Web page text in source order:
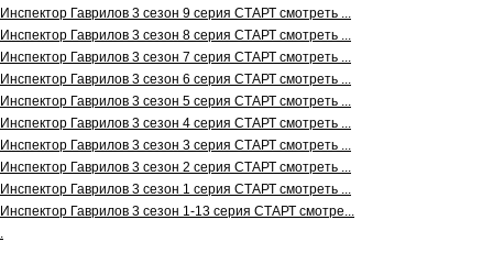
Инспектор Гаврилов 3 сезон 9 серия СТАРТ смотреть ...
Инспектор Гаврилов 3 сезон 8 серия СТАРТ смотреть ...
Инспектор Гаврилов 3 сезон 7 серия СТАРТ смотреть ...
Инспектор Гаврилов 3 сезон 6 серия СТАРТ смотреть ...
Инспектор Гаврилов 3 сезон 5 серия СТАРТ смотреть ...
Инспектор Гаврилов 3 сезон 4 серия СТАРТ смотреть ...
Инспектор Гаврилов 3 сезон 3 серия СТАРТ смотреть ...
Инспектор Гаврилов 3 сезон 2 серия СТАРТ смотреть ...
Инспектор Гаврилов 3 сезон 1 серия СТАРТ смотреть ...
Инспектор Гаврилов 3 сезон 1-13 серия СТАРТ смотре...